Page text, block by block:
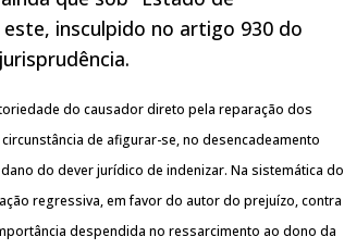
insculpido no artigo 930 do
do causador direto pela reparação dos
de afigurar-se, no desencadeamento
do dever jurídico de indenizar. Na sistemática do
regressiva, em favor do autor do prejuízo, contra
despendida no ressarcimento ao dono da